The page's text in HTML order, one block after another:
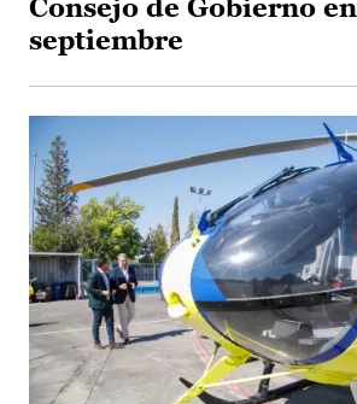
Consejo de Gobierno en
septiembre